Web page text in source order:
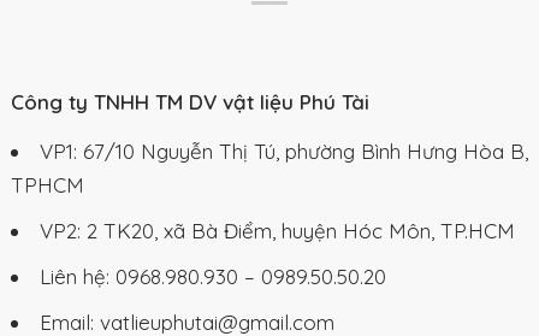
Công ty TNHH TM DV vật liệu Phú Tài
VP1: 67/10 Nguyễn Thị Tú, phường Bình Hưng Hòa B,
TPHCM
VP2: 2 TK20, xã Bà Điểm, huyện Hóc Môn, TP.HCM
Liên hệ: 0968.980.930 – 0989.50.50.20
Email: vatlieuphutai@gmail.com